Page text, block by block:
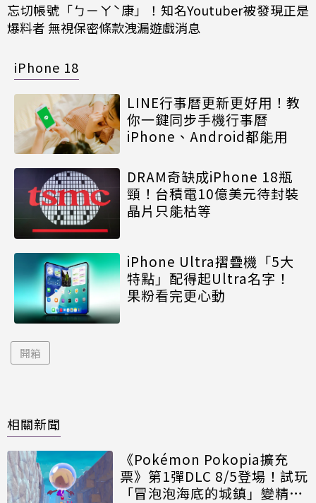
忘切帳號「ㄅㄧㄚˋ康」！知名Youtuber被發現正是
爆料者 無視保密條款洩漏遊戲消息
iPhone 18
LINE行事曆更新更好用！教
你一鍵同步手機行事曆
iPhone、Android都能用
DRAM奇缺成iPhone 18瓶
頸！台積電10億美元待封裝
晶片只能枯等
iPhone Ultra摺疊機「5大
特點」配得起Ultra名字！
果粉看完更心動
開箱
相關新聞
《Pokémon Pokopia擴充
票》第1彈DLC 8/5登場！試玩
「冒泡泡海底的城鎮」變精神